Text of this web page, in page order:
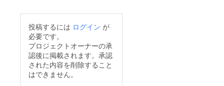
com/motojima.yuya
につけ、2番グリッド
から決勝レースをス
タートした元嶋は1
コーナーでトップに浮
投稿するには ログイン が
必要です。
プロジェクトオーナーの承
認後に掲載されます。承認
された内容を削除すること
はできません。